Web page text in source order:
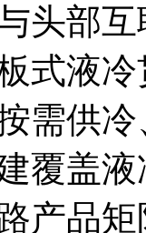
头部
式液
需供
覆盖
产品